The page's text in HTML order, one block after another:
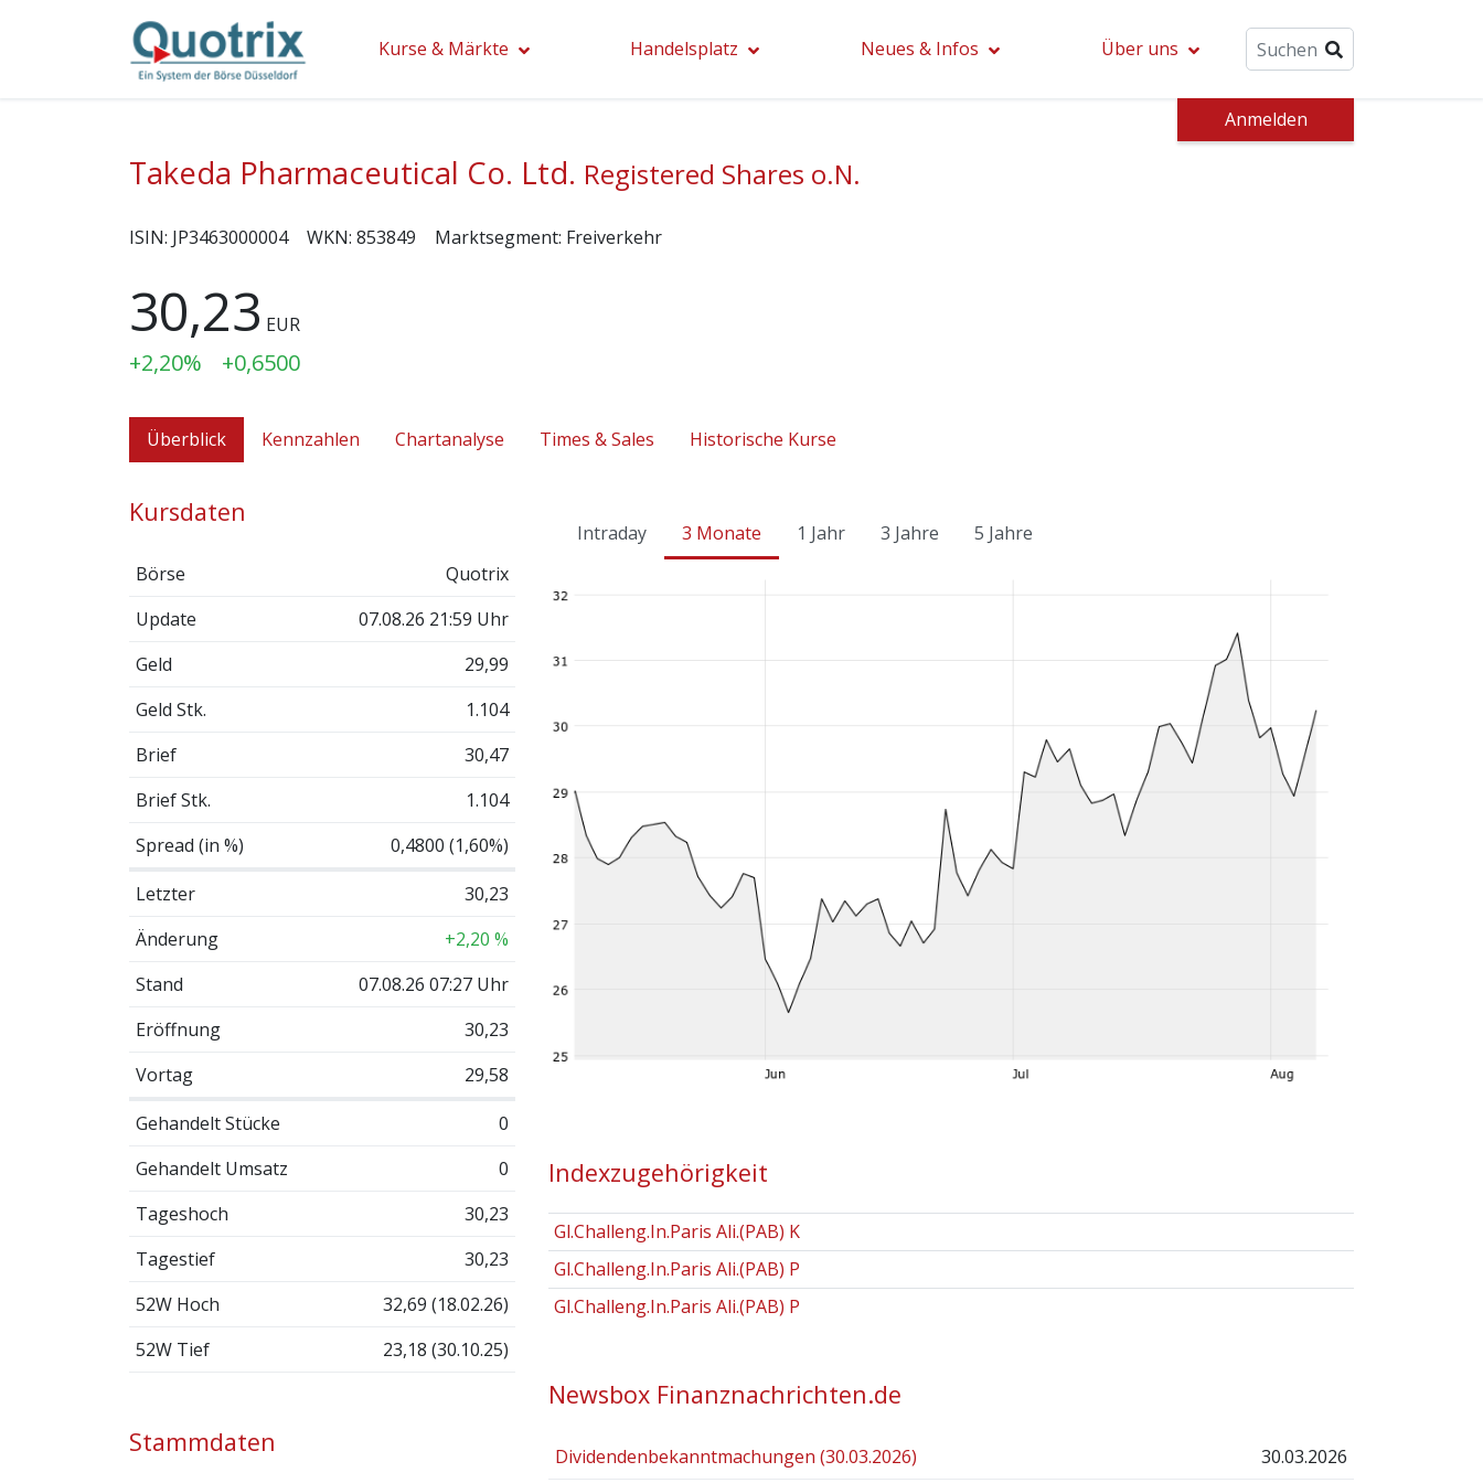
Kurse & Märkte Handelsplatz Neues & Infos Über uns
Anmelden
Takeda Pharmaceutical Co. Ltd. Registered Shares o.N.
ISIN: JP3463000004 WKN: 853849 Marktsegment: Freiverkehr
30,23 EUR
+2,20% +0,6500
Überblick Kennzahlen Chartanalyse Times & Sales Historische Kurse
Kursdaten
Börse
Quotrix
Update
07.08.26 21:59 Uhr
Geld
29,99
Geld Stk.
1.104
Brief
30,47
Brief Stk.
1.104
Spread (in %)
0,4800 (1,60%)
Letzter
30,23
Änderung
+2,20 %
Stand
07.08.26 07:27 Uhr
Eröffnung
30,23
Vortag
29,58
Gehandelt Stücke
0
Gehandelt Umsatz
0
Tageshoch
30,23
Tagestief
30,23
52W Hoch
32,69 (18.02.26)
52W Tief
23,18 (30.10.25)
Stammdaten
Intraday 3 Monate 1 Jahr 3 Jahre 5 Jahre
Indexzugehörigkeit
Gl.Challeng.In.Paris Ali.(PAB) K
Gl.Challeng.In.Paris Ali.(PAB) P
Gl.Challeng.In.Paris Ali.(PAB) P
Newsbox Finanznachrichten.de
Dividendenbekanntmachungen (30.03.2026) 30.03.2026